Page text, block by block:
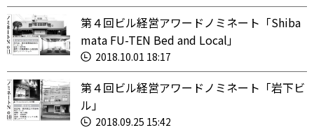
第４回ビル経営アワードノミネート「Shiba
mata FU-TEN Bed and Local」
2018.10.01 18:17
第４回ビル経営アワードノミネート「岩下ビ
ル」
2018.09.25 15:42